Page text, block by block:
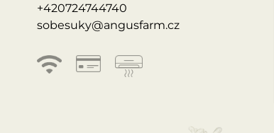
+420724744740
sobesuky@angusfarm.cz